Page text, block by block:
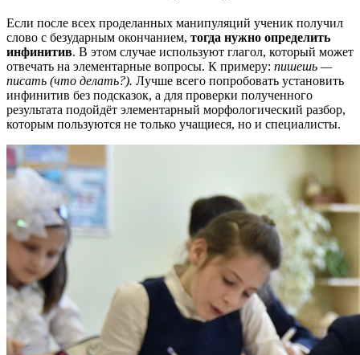
Если после всех проделанных манипуляций ученик получил
слово с безударным окончанием, тогда нужно определить
инфинитив. В этом случае используют глагол, который может
отвечать на элементарные вопросы. К примеру: пишешь —
писать (что делать?). Лучше всего попробовать установить
инфинитив без подсказок, а для проверки полученного
результата подойдёт элементарный морфологический разбор,
которым пользуются не только учащиеся, но и специалисты.